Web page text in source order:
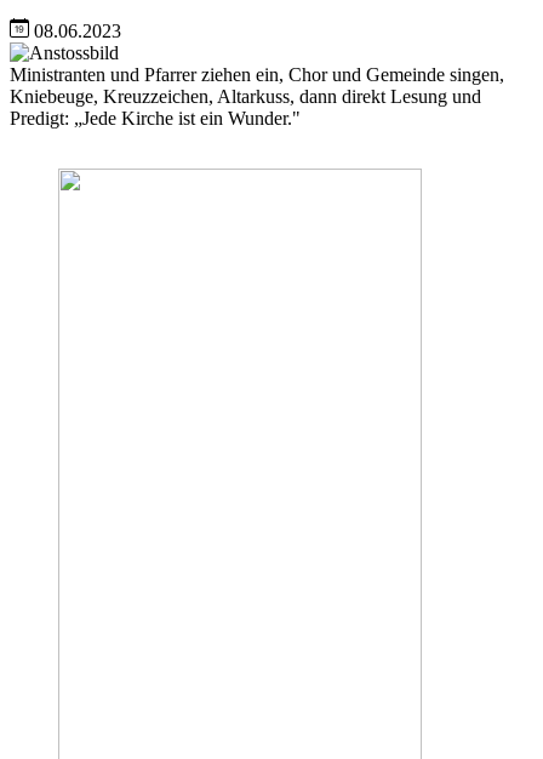
08.06.2023
Image
Ministranten und Pfarrer ziehen ein, Chor und Gemeinde singen,
Kniebeuge, Kreuzzeichen, Altarkuss, dann direkt Lesung und
Predigt: „Jede Kirche ist ein Wunder."